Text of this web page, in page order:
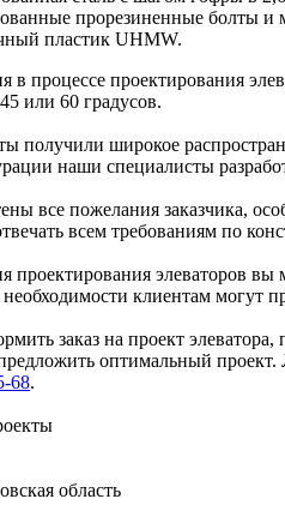
прорезиненные болты и
пластик UHMW.
в процессе проектирования
или 60 градусов.
получили широкое
наши специалисты
все пожелания заказчика,
всем требованиям по
проектирования элеваторов
клиентам могут
заказ на проект
оптимальный
68.
область